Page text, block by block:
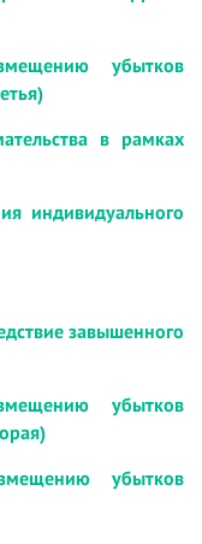
убытков
в рамках
индивидуального
завышенного
убытков
убытков